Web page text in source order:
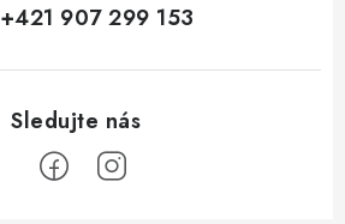
+421 907 299 153